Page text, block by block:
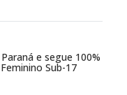
e segue 100%
Sub-17